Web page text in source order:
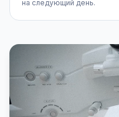
на следующий день.